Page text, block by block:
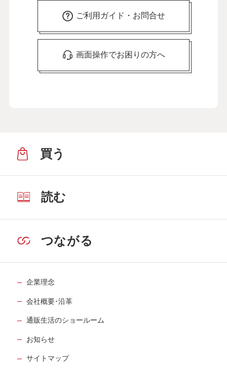
ご利用ガイド・お問合せ
画面操作でお困りの方へ
買う
読む
つながる
企業理念
会社概要･沿革
通販生活のショールーム
お知らせ
サイトマップ